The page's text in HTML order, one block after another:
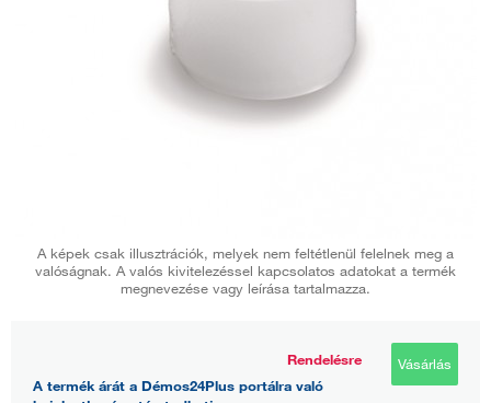
A képek csak illusztrációk, melyek nem feltétlenül felelnek meg a
valóságnak. A valós kivitelezéssel kapcsolatos adatokat a termék
megnevezése vagy leírása tartalmazza.
Rendelésre
A termék árát a Démos24Plus portálra való
Vásárlás